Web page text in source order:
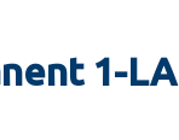
1-